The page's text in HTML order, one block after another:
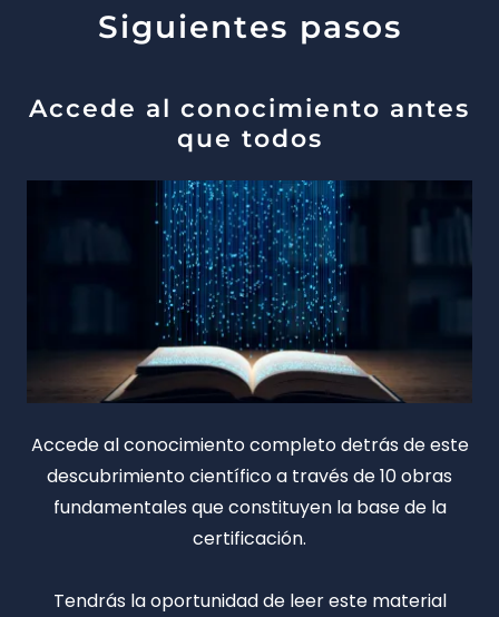
Siguientes pasos
Accede al conocimiento antes
que todos
Accede al conocimiento completo detrás de este
descubrimiento científico a través de 10 obras
fundamentales que constituyen la base de la
certificación.
Tendrás la oportunidad de leer este material